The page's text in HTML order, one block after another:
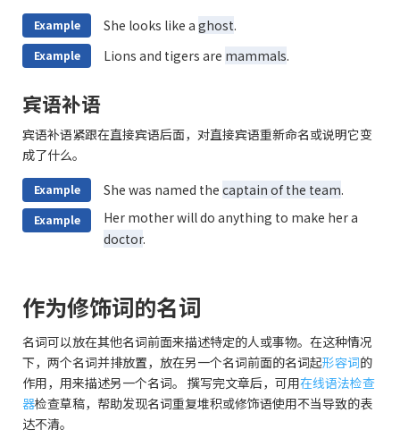
Example She looks like a ghost.
Example Lions and tigers are mammals.
宾语补语
宾语补语紧跟在直接宾语后面，对直接宾语重新命名或说明它变
成了什么。
Example She was named the captain of the team.
Example
Her mother will do anything to make her a
doctor.
作为修饰词的名词
名词可以放在其他名词前面来描述特定的人或事物。在这种情况
下，两个名词并排放置，放在另一个名词前面的名词起形容词的
作用，用来描述另一个名词。 撰写完文章后，可用在线语法检查
器检查草稿，帮助发现名词重复堆积或修饰语使用不当导致的表
达不清。